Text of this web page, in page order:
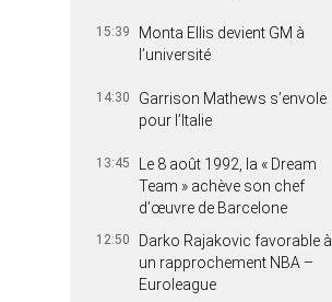
15:39
Monta Ellis devient GM à
l’université
14:30
Garrison Mathews s’envole
pour l’Italie
13:45
Le 8 août 1992, la « Dream
Team » achève son chef
d’œuvre de Barcelone
12:50
Darko Rajakovic favorable à
un rapprochement NBA –
Euroleague